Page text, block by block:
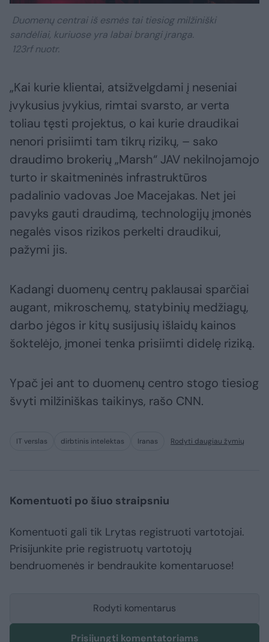
Duomenų centrai iš esmės tai tiesiog milžiniški
sandėliai, kuriuose yra labai brangi įranga.
123rf nuotr.
„Kai kurie klientai, atsižvelgdami į neseniai
įvykusius įvykius, rimtai svarsto, ar verta
toliau tęsti projektus, o kai kurie draudikai
nenori prisiimti tam tikrų rizikų, – sako
draudimo brokerių „Marsh“ JAV nekilnojamojo
turto ir skaitmeninės infrastruktūros
padalinio vadovas Joe Macejakas. Net jei
pavyks gauti draudimą, technologijų įmonės
negalės visos rizikos perkelti draudikui,
pažymi jis.
Kadangi duomenų centrų paklausai sparčiai
augant, mikroschemų, statybinių medžiagų,
darbo jėgos ir kitų susijusių išlaidų kainos
šoktelėjo, įmonei tenka prisiimti didelę riziką.
Ypač jei ant to duomenų centro stogo tiesiog
švyti milžiniškas taikinys, rašo CNN.
IT verslas dirbtinis intelektas Iranas Rodyti daugiau žymių
Komentuoti po šiuo straipsniu
Komentuoti gali tik Lrytas registruoti vartotojai.
Prisijunkite prie registruotų vartotojų
bendruomenės ir bendraukite komentaruose!
Rodyti komentarus
Prisijungti komentatoriams